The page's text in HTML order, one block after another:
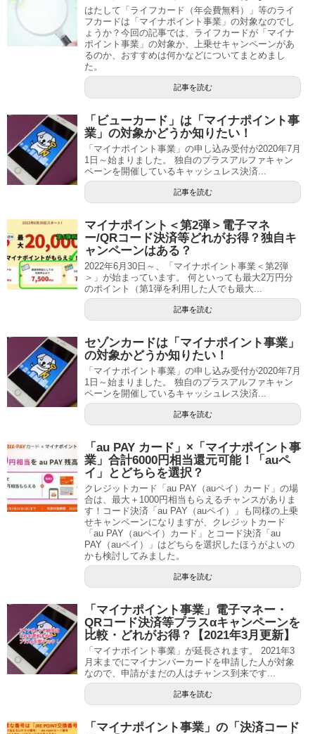
はたして「ライフカード（年会費無料）」等のライ
フカードは「マイナポイント事業」の対象なのでし
ょうか？今回の記事では、ライフカードが「マイナ
ポイント事業」の対象か、上乗せキャンペーンがあ
るのか、おすすめは何かなどについてまとめまし
た。
記事を読む
「ビューカード」は「マイナポイント事
業」の対象かどうか知りたい！
「マイナポイント事業」の申し込み受付が2020年7月
1日～始まりました。 独自のプラスアルファキャン
ペーンを開催しているキャッシュレス決済...
記事を読む
マイナポイント＜第2弾＞電子マネ
ー/QRコード決済等どれがお得？独自キ
ャンペーンはある？
2022年6月30日～、「マイナポイント事業＜第2弾
＞」が始まっています。 何といっても最大2万円分
のポイント（第1弾を利用した人でも最大...
記事を読む
セゾンカードは「マイナポイント事業」
の対象かどうか知りたい！
「マイナポイント事業」の申し込み受付が2020年7月
1日～始まりました。 独自のプラスアルファキャン
ペーンを開催しているキャッシュレス決済...
記事を読む
「au PAY カード」×「マイナポイント事
業」合計6000円相当還元可能！「auペ
イ」とどちらを選択？
クレジットカード「au PAY（auペイ）カード」の場
合は、最大＋1000円相当もらえるチャンスがありま
す！コード決済「au PAY（auペイ）」も同様の上乗
せキャンペーンになりますが、クレジットカード
「au PAY（auペイ）カード」とコード決済「au
PAY（auペイ）」はどちらを選択したほうがよいの
かも検討してみました。
記事を読む
「マイナポイント事業」電子マネー・
QRコード決済等プラスαキャンペーンを
比較・どれがお得？【2021年3月更新】
「マイナポイント事業」が延長されます。 2021年3
月末までにマイナンバーカードを申請した人が対象
なので、申請がまだの人はチャンス到来です...
記事を読む
「マイナポイント事業」の「決済コード